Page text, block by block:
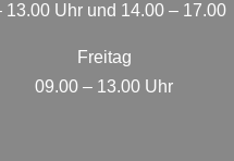
13.00 Uhr und 14.00 – 17.00
Freitag
09.00 – 13.00 Uhr